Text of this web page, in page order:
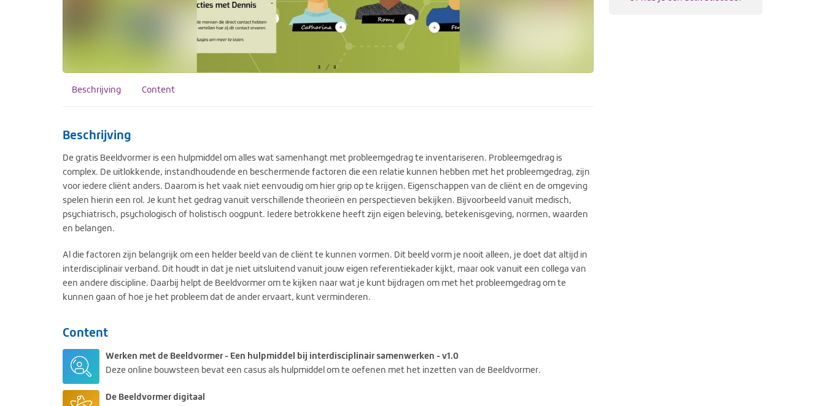
Beschrijving Content
Beschrijving
De gratis Beeldvormer is een hulpmiddel om alles wat samenhangt met probleemgedrag te inventariseren. Probleemgedrag is
complex. De uitlokkende, instandhoudende en beschermende factoren die een relatie kunnen hebben met het probleemgedrag, zijn
voor iedere cliënt anders. Daarom is het vaak niet eenvoudig om hier grip op te krijgen. Eigenschappen van de cliënt en de omgeving
spelen hierin een rol. Je kunt het gedrag vanuit verschillende theorieën en perspectieven bekijken. Bijvoorbeeld vanuit medisch,
psychiatrisch, psychologisch of holistisch oogpunt. Iedere betrokkene heeft zijn eigen beleving, betekenisgeving, normen, waarden
en belangen.
Al die factoren zijn belangrijk om een helder beeld van de cliënt te kunnen vormen. Dit beeld vorm je nooit alleen, je doet dat altijd in
interdisciplinair verband. Dit houdt in dat je niet uitsluitend vanuit jouw eigen referentiekader kijkt, maar ook vanuit een collega van
een andere discipline. Daarbij helpt de Beeldvormer om te kijken naar wat je kunt bijdragen om met het probleemgedrag om te
kunnen gaan of hoe je het probleem dat de ander ervaart, kunt verminderen.
Content
Werken met de Beeldvormer - Een hulpmiddel bij interdisciplinair samenwerken - v1.0
Deze online bouwsteen bevat een casus als hulpmiddel om te oefenen met het inzetten van de Beeldvormer.
De Beeldvormer digitaal